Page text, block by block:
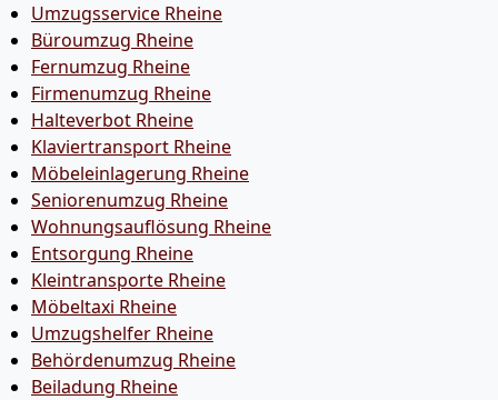
Umzugsservice Rheine
Büroumzug Rheine
Fernumzug Rheine
Firmenumzug Rheine
Halteverbot Rheine
Klaviertransport Rheine
Möbeleinlagerung Rheine
Seniorenumzug Rheine
Wohnungsauflösung Rheine
Entsorgung Rheine
Kleintransporte Rheine
Möbeltaxi Rheine
Umzugshelfer Rheine
Behördenumzug Rheine
Beiladung Rheine